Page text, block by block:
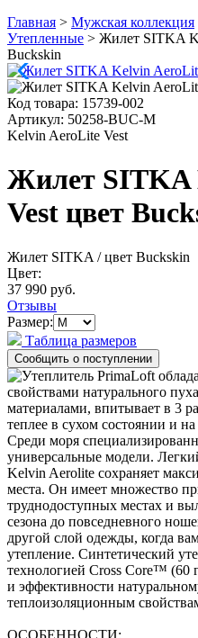
Главная > Мужская коллекция
Утепленные > Жилет SITKA
Buckskin
Код товара: 15739-002
Артикул: 50258-BUC-M
Kelvin AeroLite Vest
Жилет SITKA
Vest цвет
Жилет SITKA / цвет Buckskin
Цвет:
37 990 руб.
Отзывы
Размер:
Таблица размеров
Среди моря
универсальные модели.
Kelvin Aerolite сохраняет
места. Он имеет множество
труднодоступных местах и
сезона до повседневного
другой слой одежды, когда
утепление. Синтетический
технологией Cross Core™ (60
и эффективности
теплоизоляционным
ОСОБЕННОСТИ: